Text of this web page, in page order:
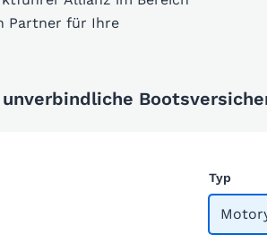
Partner für Ihre
Typ